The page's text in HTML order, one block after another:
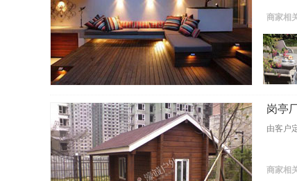
商家相
岗亭
由客户
商家相